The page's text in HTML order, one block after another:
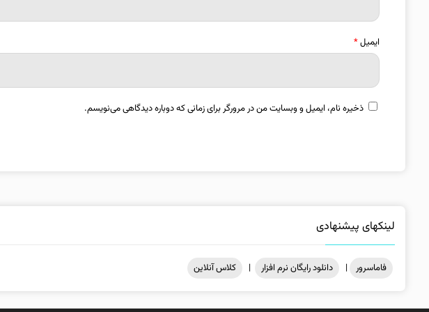
ایمیل*
ذخیره نام، ایمیل و وبسایت من در مرورگر برای زمانی که دوباره دیدگاهی می‌نویسم.
لینکهای پیشنهادی
فاماسرور | دانلود رایگان نرم افزار | کلاس آنلاین